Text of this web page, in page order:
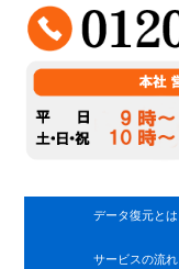
データ復元とは
サービスの流れ